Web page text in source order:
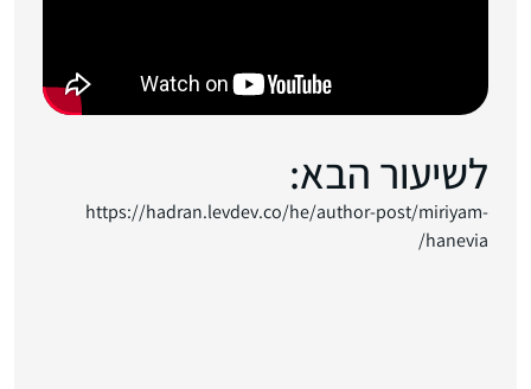
לשיעור הבא:
https://hadran.levdev.co/he/author-post/miriyam-
hanevia/